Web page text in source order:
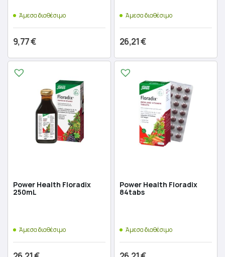
Άμεσα διαθέσιμο
9,77€
Άμεσα διαθέσιμο
26,21€
Power Health Floradix
250mL
Άμεσα διαθέσιμο
Power Health Floradix
84tabs
Άμεσα διαθέσιμο